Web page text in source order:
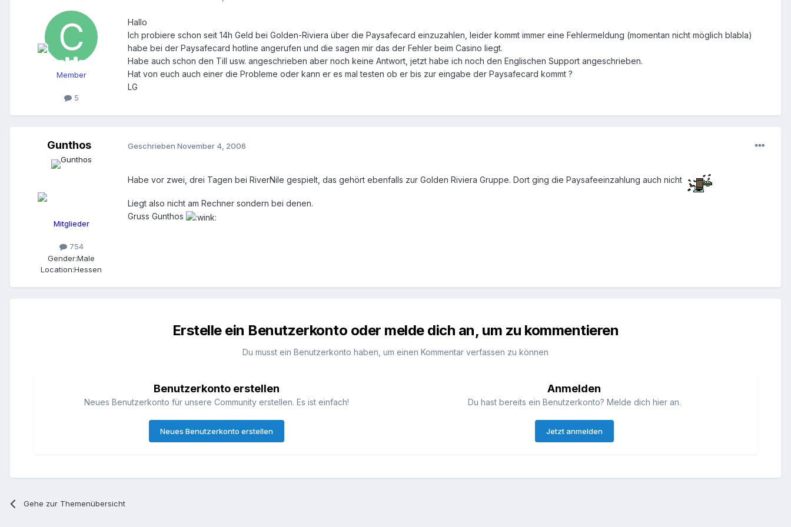
Member
5
Hallo
Ich probiere schon seit 14h Geld bei Golden-Riviera über die Paysafecard einzuzahlen, leider kommt immer eine Fehlermeldung (momentan nicht möglich blabla)
habe bei der Paysafecard hotline angerufen und die sagen mir das der Fehler beim Casino liegt.
Habe auch schon den Till usw. angeschrieben aber noch keine Antwort, jetzt habe ich noch den Englischen Support angeschrieben.
Hat von euch auch einer die Probleme oder kann er es mal testen ob er bis zur eingabe der Paysafecard kommt ?
LG
Gunthos
Mitglieder
754
Gender:Male
Location:Hessen
Geschrieben November 4, 2006
Habe vor zwei, drei Tagen bei RiverNile gespielt, das gehört ebenfalls zur Golden Riviera Gruppe. Dort ging die Paysafeeinzahlung auch nicht
Liegt also nicht am Rechner sondern bei denen.
Gruss Gunthos
Erstelle ein Benutzerkonto oder melde dich an, um zu kommentieren
Du musst ein Benutzerkonto haben, um einen Kommentar verfassen zu können
Benutzerkonto erstellen
Neues Benutzerkonto für unsere Community erstellen. Es ist einfach!
Neues Benutzerkonto erstellen
Anmelden
Du hast bereits ein Benutzerkonto? Melde dich hier an.
Jetzt anmelden
Gehe zur Themenübersicht